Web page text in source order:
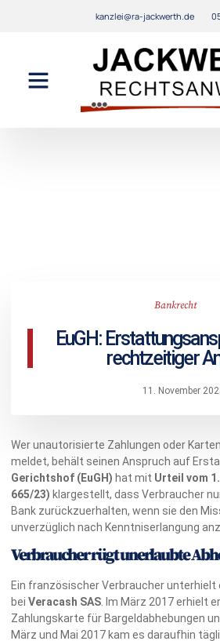
kanzlei@ra-jackwerth.de
Bankrecht
EuGH:
rechtzeitiger
11. November
Wer unautorisierte Zahlungen oder
meldet, behält seinen Anspruch auf
Gerichtshof (EuGH) hat mit Urteil vom
665/23) klargestellt, dass Verbraucher
Bank zurückzuerhalten, wenn sie den
unverzüglich nach Kenntniserlangung
Verbraucher rügt unerlaubte
Ein französischer Verbraucher unterhielt
bei Veracash SAS . Im März 2017 erhielt
Zahlungskarte für Bargeldabhebungen
März und Mai 2017 kam es daraufhin